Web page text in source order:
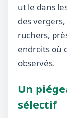
utile dans
des
ruchers,
endroits où
observés.
Un
sélectif